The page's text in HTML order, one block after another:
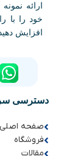
ارائه
خود را با
افزایش
دسترسی
صفحه اصلی
فروشگاه
مقالات